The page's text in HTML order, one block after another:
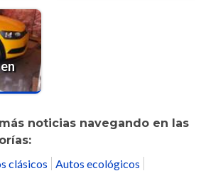
noticias navegando en las
clásicos
Autos ecológicos